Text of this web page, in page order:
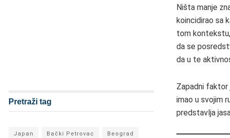
Ništa manje
koincidirao sa
tom
da se
da u te
Zapadni faktor
imao u svojim
predstavlja
Pretraži tag
Japan Bački Petrovac Beograd